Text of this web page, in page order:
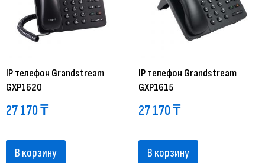
IP телефон Grandstream
GXP1620
27 170₸
В корзину
IP телефон Grandstream
GXP1615
27 170₸
В корзину